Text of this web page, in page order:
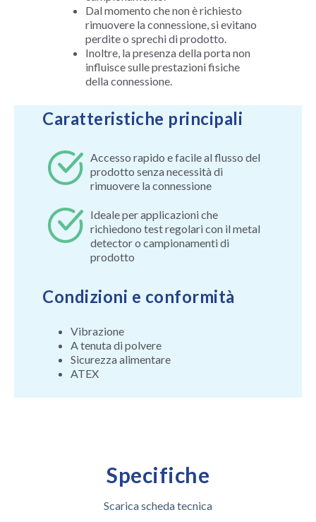
Dal momento che non è richiesto
rimuovere la connessione, si evitano
perdite o sprechi di prodotto.
Inoltre, la presenza della porta non
influisce sulle prestazioni fisiche
della connessione.
Caratteristiche principali
Accesso rapido e facile al flusso del
prodotto senza necessità di
rimuovere la connessione
Ideale per applicazioni che
richiedono test regolari con il metal
detector o campionamenti di
prodotto
Condizioni e conformità
Vibrazione
A tenuta di polvere
Sicurezza alimentare
ATEX
Specifiche
Scarica scheda tecnica